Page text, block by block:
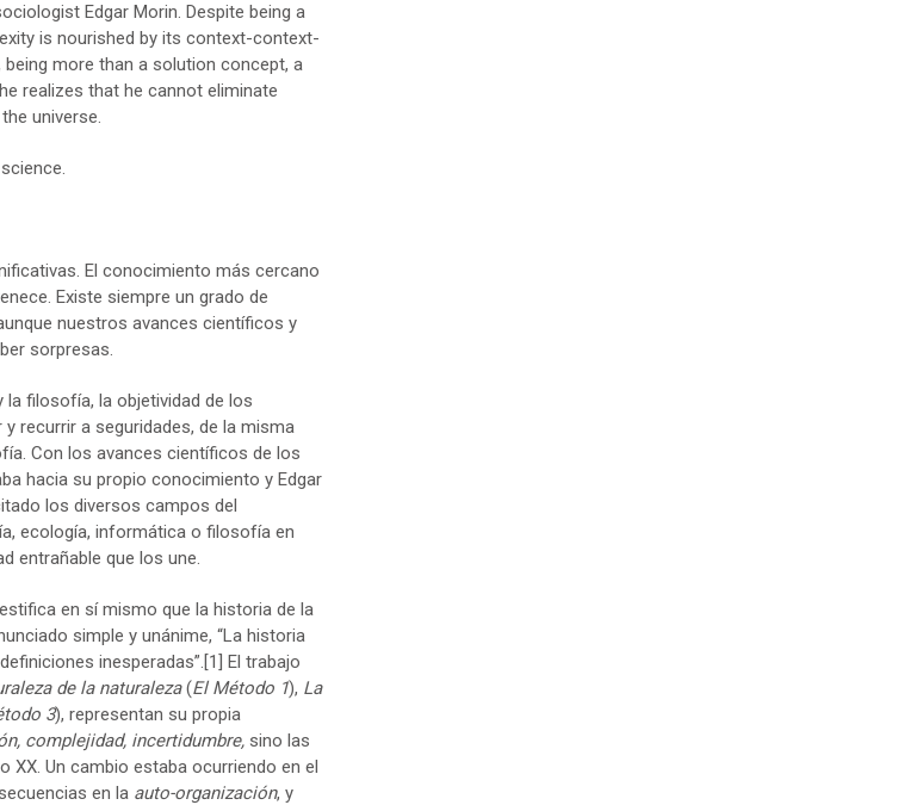
Edgar Morin. Despite being a
is nourished by its context-context-
more than a solution concept, a
realizes that he cannot eliminate
universe.
El conocimiento más cercano
Existe siempre un grado de
nuestros avances científicos y
sorpresas.
filosofía, la objetividad de los
recurrir a seguridades, de la misma
Con los avances científicos de los
hacia su propio conocimiento y Edgar
los diversos campos del
ecología, informática o filosofía en
entrañable que los une.
en sí mismo que la historia de la
simple y unánime, “La historia
inesperadas”.[1] El trabajo
de la naturaleza(El Método 1), La
3), representan su propia
complejidad, incertidumbre, sino las
Un cambio estaba ocurriendo en el
en la auto-organización, y